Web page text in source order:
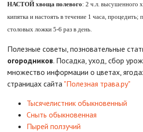
НАСТОЙ хвоща полевого: 2 ч.л. высушенного
кипятка и настоять в течение 1 часа, процедить;
столовых ложки 5-6 раз в день.
Полезные советы, позновательные
огородников. Посадка, уход, сбор
множество информации о цветах,
страницах сайта "Полезная трава.ру"
Тысячелистник обыкновенный
Сныть обыкновенная
Пырей ползучий